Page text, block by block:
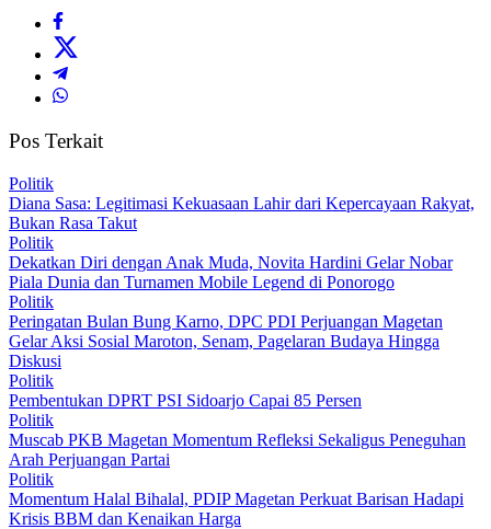
Pos Terkait
Politik
Diana Sasa: Legitimasi Kekuasaan Lahir dari Kepercayaan Rakyat,
Bukan Rasa Takut
Politik
Dekatkan Diri dengan Anak Muda, Novita Hardini Gelar Nobar
Piala Dunia dan Turnamen Mobile Legend di Ponorogo
Politik
Peringatan Bulan Bung Karno, DPC PDI Perjuangan Magetan
Gelar Aksi Sosial Maroton, Senam, Pagelaran Budaya Hingga
Diskusi
Politik
Pembentukan DPRT PSI Sidoarjo Capai 85 Persen
Politik
Muscab PKB Magetan Momentum Refleksi Sekaligus Peneguhan
Arah Perjuangan Partai
Politik
Momentum Halal Bihalal, PDIP Magetan Perkuat Barisan Hadapi
Krisis BBM dan Kenaikan Harga